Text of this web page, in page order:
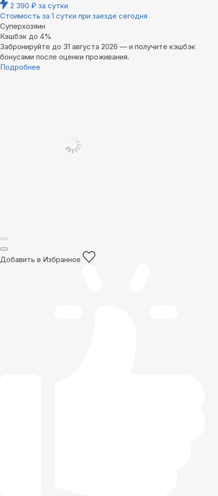
2 390 ₽ за сутки
Стоимость за 1 сутки при заезде сегодня
Суперхозяин
Кэшбэк до 4%
Забронируйте до 31 августа 2026 — и получите кэшбэк
бонусами после оценки проживания.
Подробнее
Добавить в Избранное